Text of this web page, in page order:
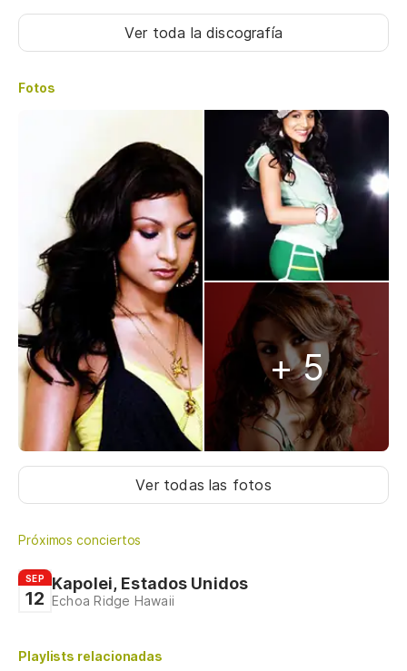
Ver toda la discografía
Fotos
+ 5
Ver todas las fotos
Próximos conciertos
SEP
12
Kapolei, Estados Unidos
Echoa Ridge Hawaii
Playlists relacionadas